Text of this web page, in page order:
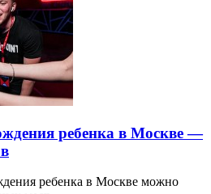
ребенка в Москве —
ребенка в Москве можно